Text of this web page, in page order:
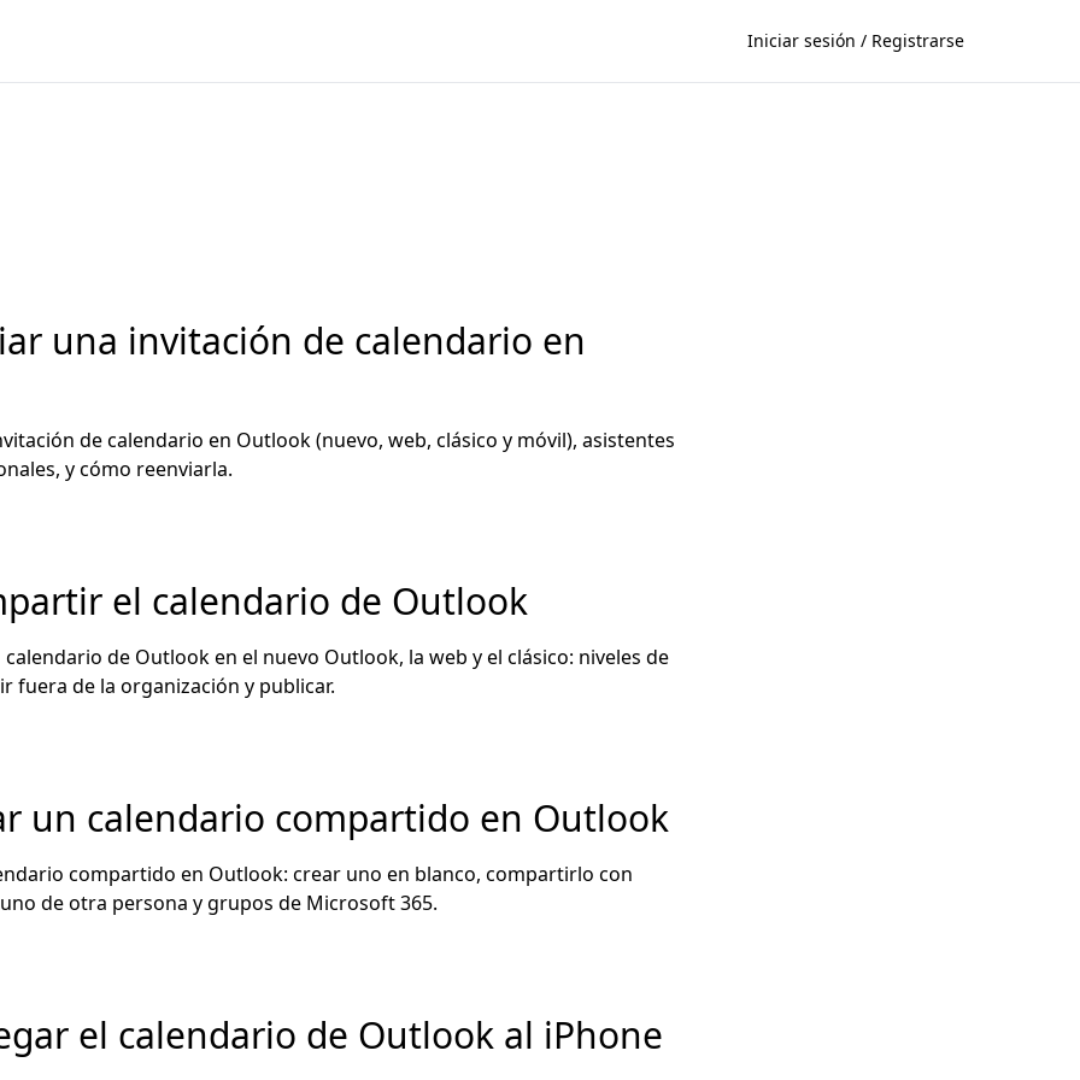
Iniciar sesión / Registrarse
una invitación de calendario en
de calendario en Outlook (nuevo, web, clásico y móvil), asistentes
y cómo reenviarla.
el calendario de Outlook
de Outlook en el nuevo Outlook, la web y el clásico: niveles de
fuera de la organización y publicar.
un calendario compartido en Outlook
compartido en Outlook: crear uno en blanco, compartirlo con
de otra persona y grupos de Microsoft 365.
el calendario de Outlook al iPhone